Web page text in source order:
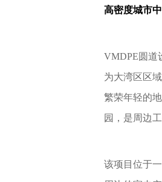
高密度城市
VMDPE圆道
为大湾区区
繁荣年轻的
园，是周边
该项目位于